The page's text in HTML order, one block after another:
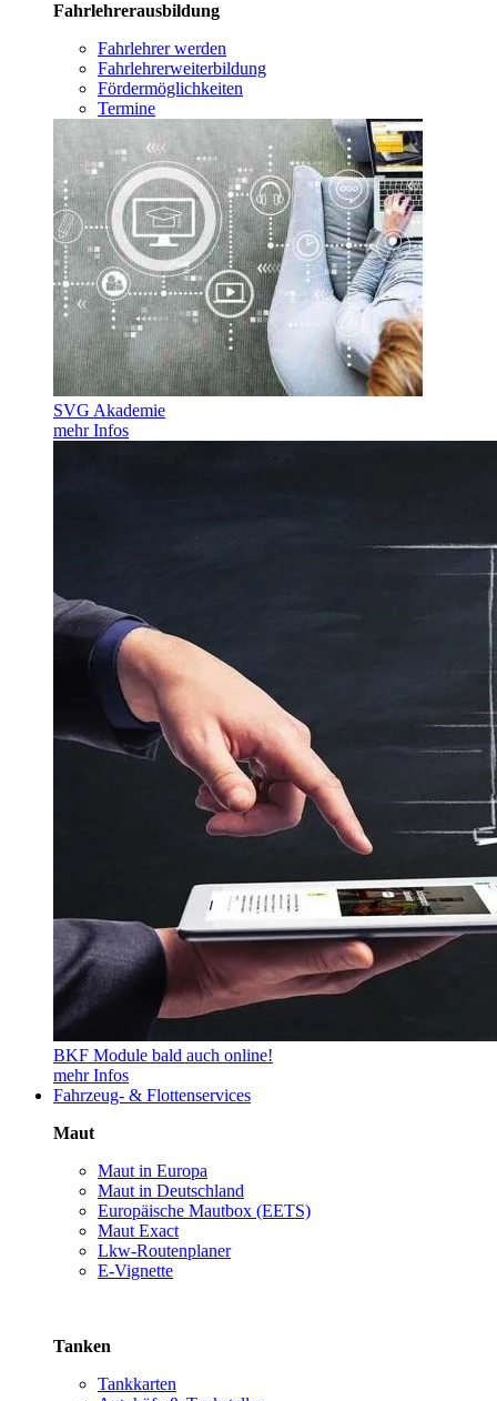
Fahrlehrerausbildung
Fahrlehrer werden
Fahrlehrerweiterbildung
Fördermöglichkeiten
Termine
SVG Akademie
mehr Infos
BKF Module bald auch online!
mehr Infos
Fahrzeug- & Flottenservices
Maut
Maut in Europa
Maut in Deutschland
Europäische Mautbox (EETS)
Maut Exact
Lkw-Routenplaner
E-Vignette
Tanken
Tankkarten